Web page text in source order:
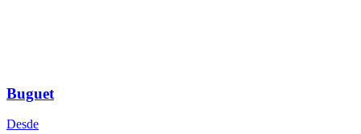
Buguet
Desde